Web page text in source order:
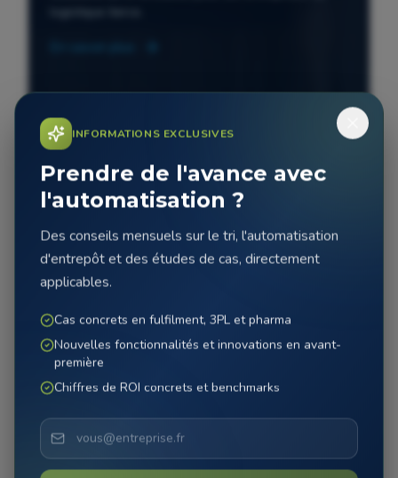
INFORMATIONS EXCLUSIVES
Prendre de l'avance avec
l'automatisation ?
Des conseils mensuels sur le tri, l'automatisation
d'entrepôt et des études de cas, directement
applicables.
Cas concrets en fulfilment, 3PL et pharma
Nouvelles fonctionnalités et innovations en avant-
première
Chiffres de ROI concrets et benchmarks